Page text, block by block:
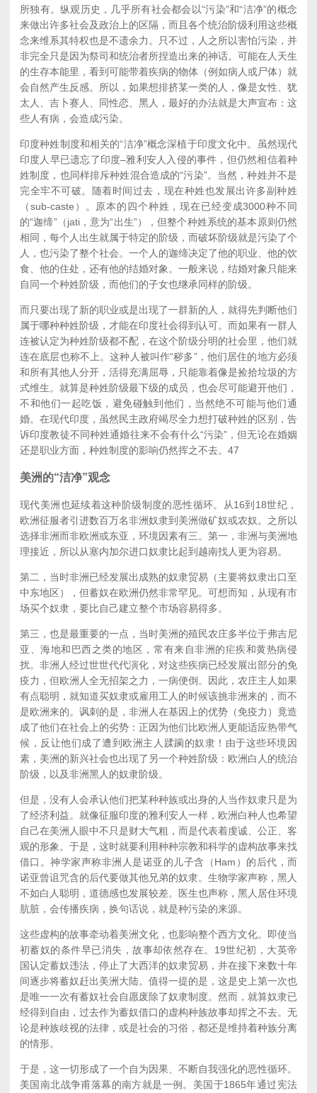
所独有。纵观历史，几乎所有社会都会以“污染”和“洁净”的概念
来做出许多社会及政治上的区隔，而且各个统治阶级利用这些概
念来维系其特权也是不遗余力。只不过，人之所以害怕污染，并
非完全只是因为祭司和统治者所捏造出来的神话。可能在人天生
的生存本能里，看到可能带着疾病的物体（例如病人或尸体）就
会自然产生反感。所以，如果想排挤某一类的人，像是女性、犹
太人、吉卜赛人、同性恋、黑人，最好的办法就是大声宣布：这
些人有病，会造成污染。
印度种姓制度和相关的“洁净”概念深植于印度文化中。虽然现代
印度人早已遗忘了印度–雅利安人入侵的事件，但仍然相信着种
姓制度，也同样排斥种姓混合造成的“污染”。当然，种姓并不是
完全牢不可破。随着时间过去，现在种姓也发展出许多副种姓
（sub-caste）。原本的四个种姓，现在已经变成3000种不同
的“迦缔”（jati，意为“出生”），但整个种姓系统的基本原则仍然
相同，每个人出生就属于特定的阶级，而破坏阶级就是污染了个
人，也污染了整个社会。一个人的迦缔决定了他的职业、他的饮
食、他的住处，还有他的结婚对象。一般来说，结婚对象只能来
自同一个种姓阶级，而他们的子女也继承同样的阶级。
而只要出现了新的职业或是出现了一群新的人，就得先判断他们
属于哪种种姓阶级，才能在印度社会得到认可。而如果有一群人
连被认定为种姓阶级都不配，在这个阶级分明的社会里，他们就
连在底层也称不上。这种人被叫作“秽多”，他们居住的地方必须
和所有其他人分开，活得充满屈辱，只能靠着像是捡拾垃圾的方
式维生。就算是种姓阶级最下级的成员，也会尽可能避开他们，
不和他们一起吃饭，避免碰触到他们，当然绝不可能与他们通
婚。在现代印度，虽然民主政府竭尽全力想打破种姓的区别，告
诉印度教徒不同种姓通婚往来不会有什么“污染”，但无论在婚姻
还是职业方面，种姓制度的影响仍然挥之不去。 47
美洲的“洁净”观念
现代美洲也延续着这种阶级制度的恶性循环。从16到18世纪，
欧洲征服者引进数百万名非洲奴隶到美洲做矿奴或农奴。之所以
选择非洲而非欧洲或东亚，环境因素有三。第一，非洲与美洲地
理接近，所以从塞内加尔进口奴隶比起到越南找人更为容易。
第二，当时非洲已经发展出成熟的奴隶贸易（主要将奴隶出口至
中东地区），但蓄奴在欧洲仍然非常罕见。可想而知，从现有市
场买个奴隶，要比自己建立整个市场容易得多。
第三，也是最重要的一点，当时美洲的殖民农庄多半位于弗吉尼
亚、海地和巴西之类的地区，常有来自非洲的疟疾和黄热病侵
扰。非洲人经过世世代代演化，对这些疾病已经发展出部分的免
疫力，但欧洲人全无招架之力，一病便倒。因此，农庄主人如果
有点聪明，就知道买奴隶或雇用工人的时候该挑非洲来的，而不
是欧洲来的。讽刺的是，非洲人在基因上的优势（免疫力）竟造
成了他们在社会上的劣势：正因为他们比欧洲人更能适应热带气
候，反让他们成了遭到欧洲主人蹂躏的奴隶！由于这些环境因
素，美洲的新兴社会也出现了另一个种姓阶级：欧洲白人的统治
阶级，以及非洲黑人的奴隶阶级。
但是，没有人会承认他们把某种种族或出身的人当作奴隶只是为
了经济利益。就像征服印度的雅利安人一样，欧洲白种人也希望
自己在美洲人眼中不只是财大气粗，而是代表着虔诚、公正、客
观的形象。于是，这时就要利用种种宗教和科学的虚构故事来找
借口。神学家声称非洲人是诺亚的儿子含（Ham）的后代，而
诺亚曾诅咒含的后代要做其他兄弟的奴隶。生物学家声称，黑人
不如白人聪明，道德感也发展较差。医生也声称，黑人居住环境
肮脏，会传播疾病，换句话说，就是种污染的来源。
这些虚构的故事牵动着美洲文化，也影响整个西方文化。即使当
初蓄奴的条件早已消失，故事却依然存在。19世纪初，大英帝
国认定蓄奴违法，停止了大西洋的奴隶贸易，并在接下来数十年
间逐步将蓄奴赶出美洲大陆。值得一提的是，这是史上第一次也
是唯一一次有蓄奴社会自愿废除了奴隶制度。然而，就算奴隶已
经得到自由，过去作为蓄奴借口的虚构种族故事却挥之不去。无
论是种族歧视的法律，或是社会的习俗，都还是维持着种族分离
的情形。
于是，这一切形成了一个自为因果、不断自我强化的恶性循环。
美国南北战争甫落幕的南方就是一例。美国于1865年通过宪法